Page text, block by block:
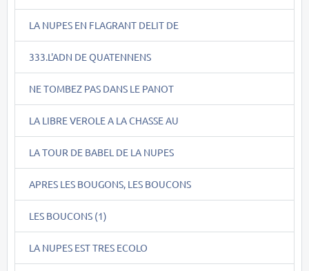
LA NUPES EN FLAGRANT DELIT DE
333.L'ADN DE QUATENNENS
NE TOMBEZ PAS DANS LE PANOT
LA LIBRE VEROLE A LA CHASSE AU
LA TOUR DE BABEL DE LA NUPES
APRES LES BOUGONS, LES BOUCONS
LES BOUCONS (1)
LA NUPES EST TRES ECOLO